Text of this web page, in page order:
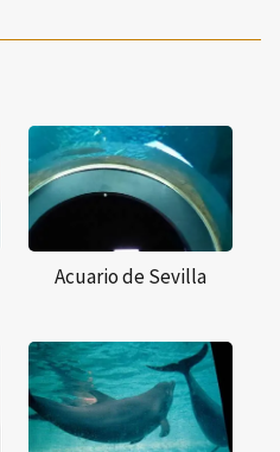
Acuario de Sevilla